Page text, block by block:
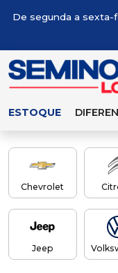
De segunda a sexta-
ESTOQUE
Chevrolet
Jeep